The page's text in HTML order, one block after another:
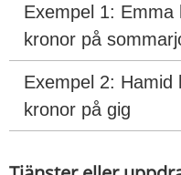
Exempel 1:
kronor på
Exempel 2:
kronor på gig